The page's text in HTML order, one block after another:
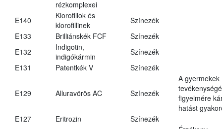
rézkomplexei
E140
Klorofillok és
klorofillinek
Színezék
E133
Brilliánskék FCF
Színezék
E132
Indigotin,
indigókármin
Színezék
E131
Patentkék V Színezék
E129 Alluravörös AC Színezék
A gyermekek
figyelmére
hatást
E127
Eritrozin Színezék